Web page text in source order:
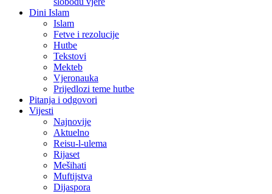
Dini Islam
Islam
Fetve i rezolucije
Hutbe
Tekstovi
Mekteb
Vjeronauka
Prijedlozi teme hutbe
Pitanja i odgovori
Vijesti
Najnovije
Aktuelno
Reisu-l-ulema
Rijaset
Mešihati
Muftijstva
Dijaspora